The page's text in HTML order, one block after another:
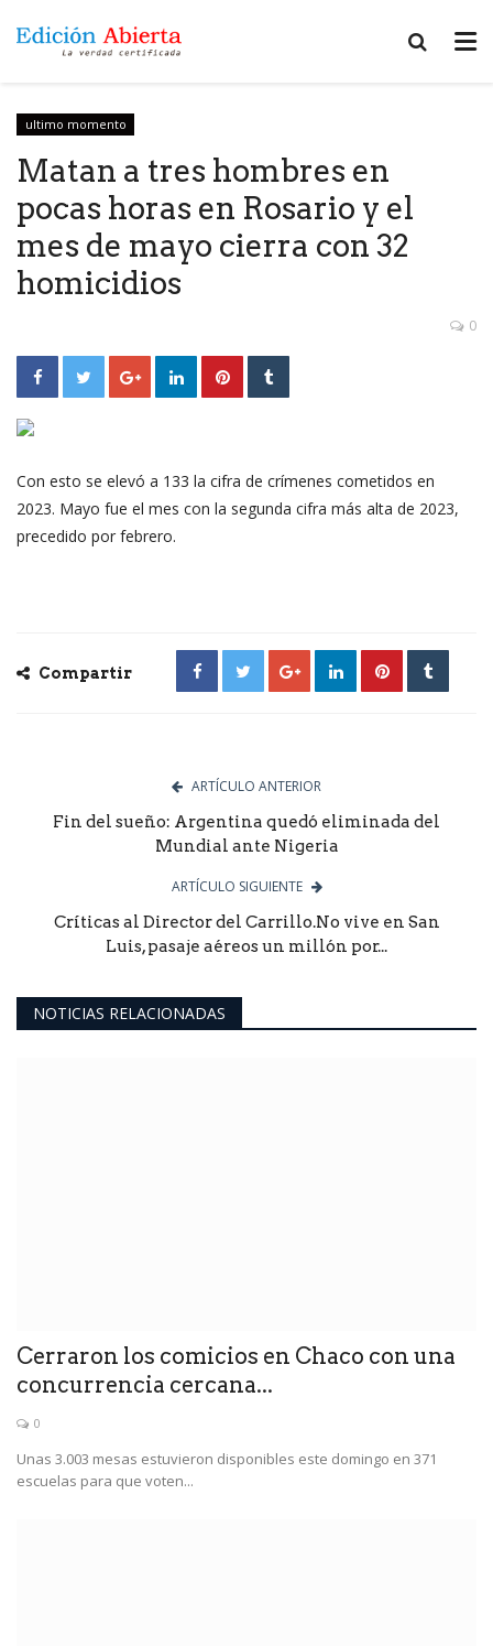
ultimo momento
Matan a tres hombres en
pocas horas en Rosario y el
mes de mayo cierra con 32
homicidios
0
Con esto se elevó a 133 la cifra de crímenes cometidos en
2023. Mayo fue el mes con la segunda cifra más alta de 2023,
precedido por febrero.
Compartir
ARTÍCULO ANTERIOR
Fin del sueño: Argentina quedó eliminada del
Mundial ante Nigeria
ARTÍCULO SIGUIENTE
Críticas al Director del Carrillo.No vive en San
Luis, pasaje aéreos un millón por...
NOTICIAS RELACIONADAS
Cerraron los comicios en Chaco con una
concurrencia cercana...
0
Unas 3.003 mesas estuvieron disponibles este domingo en 371
escuelas para que voten...